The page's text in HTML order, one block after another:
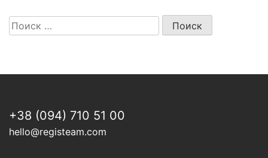
Поиск: Поиск
+38 (094) 710 51 00
hello@registeam.com